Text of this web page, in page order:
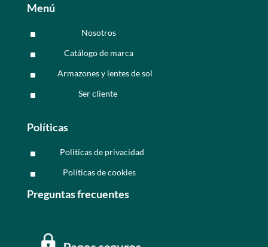
Menú
^ Nosotros
^ Catálogo de marca
^ Armazones y lentes de sol
^ Ser cliente
Políticas
^ Politicas de privacidad
^ Políticas de cookies
Preguntas frecuentes